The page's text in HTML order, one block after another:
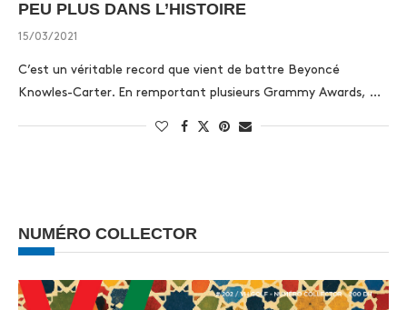
PEU PLUS DANS L’HISTOIRE
15/03/2021
C’est un véritable record que vient de battre Beyoncé
Knowles-Carter. En remportant plusieurs Grammy Awards, …
NUMÉRO COLLECTOR